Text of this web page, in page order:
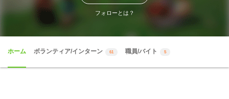
フォローとは？
ホーム ボランティア/インターン 61 職員/バイト 5